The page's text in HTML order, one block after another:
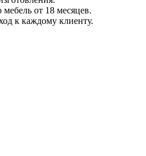
от 18 месяцев.
к каждому клиенту.